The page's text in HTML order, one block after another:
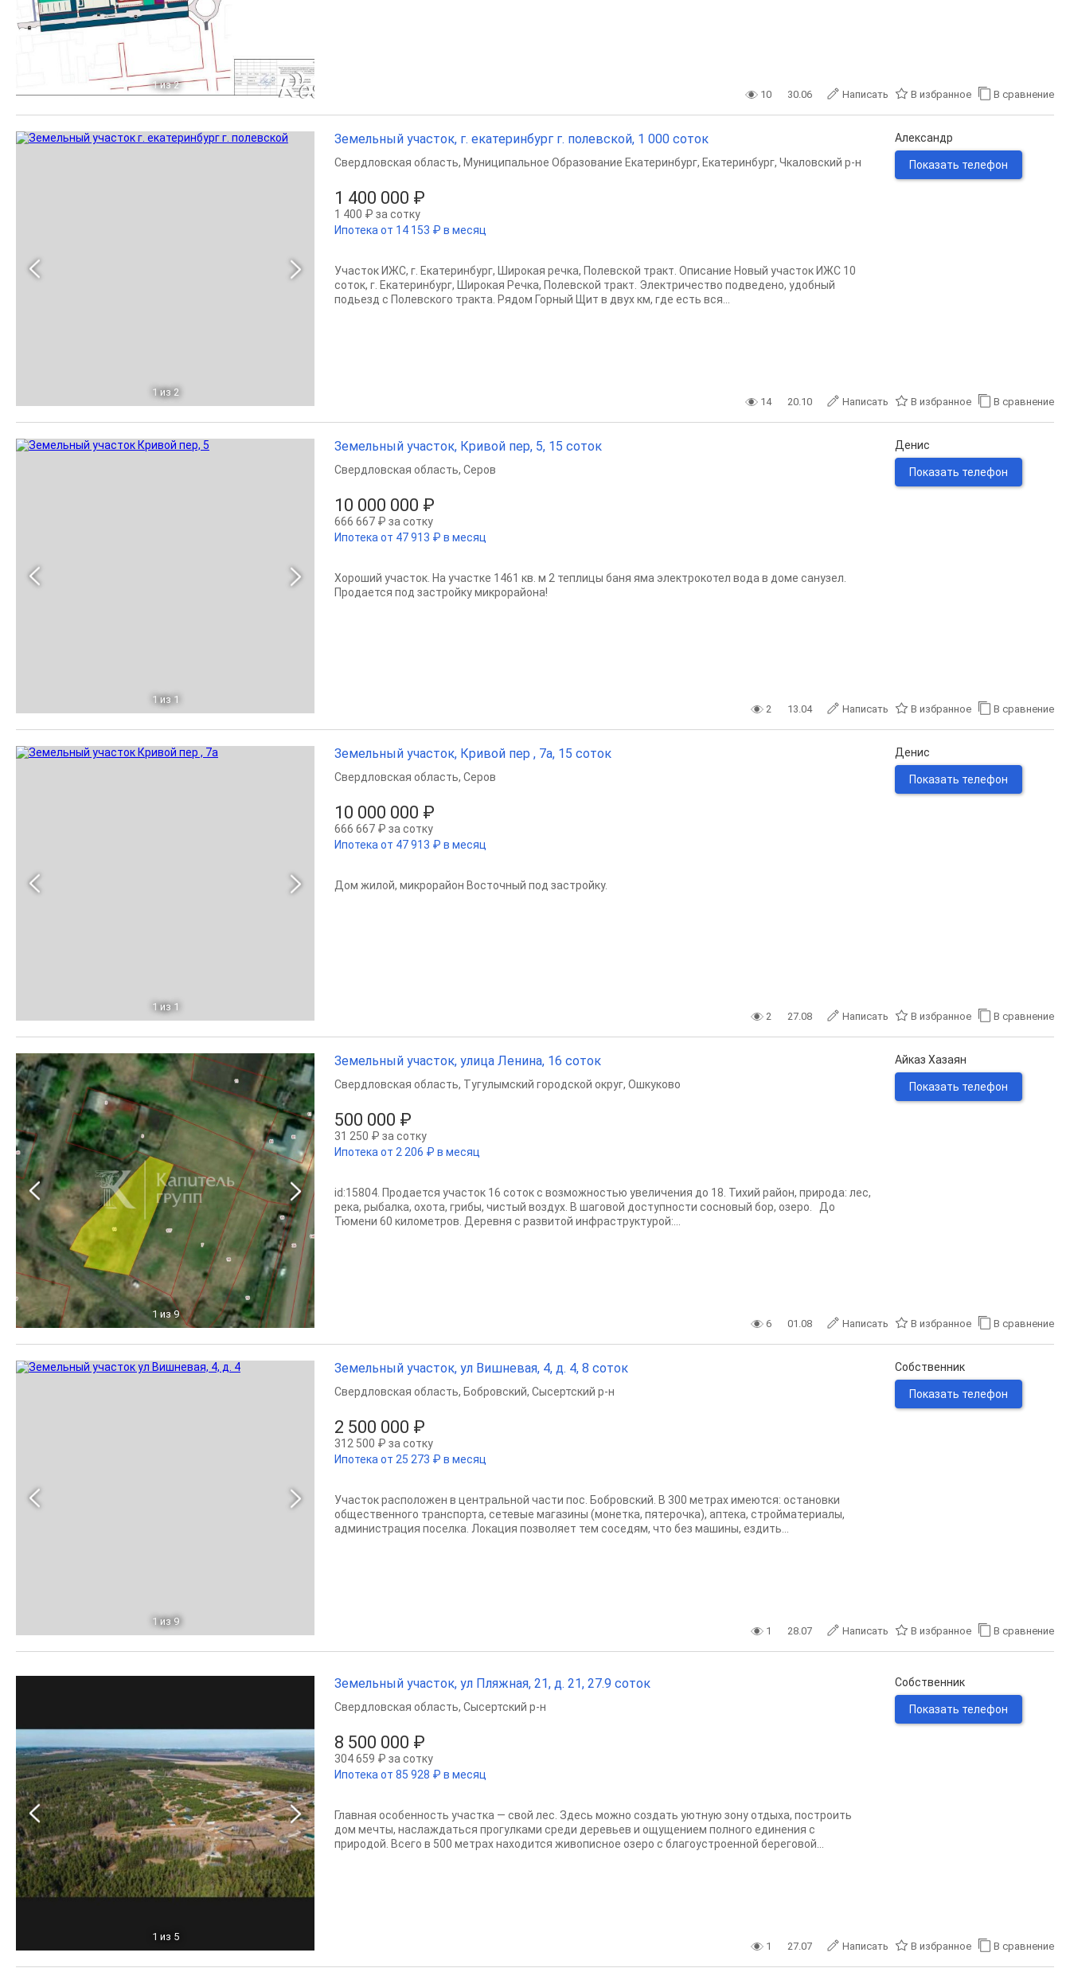
1 из 2
10 30.06 Написать В избранное В сравнение
1 из 2
Земельный участок, г. екатеринбург г. полевской, 1 000 соток
1 400 000 ₽
1 400 ₽ за сотку
Ипотека от 14 153 ₽ в месяц
Свердловская область, Муниципальное Образование Екатеринбург, Екатеринбург, Чкаловский р-н
Участок ИЖС, г. Екатеринбург, Широкая речка, Полевской тракт. Описание Новый участок ИЖС 10
соток, г. Екатеринбург, Широкая Речка, Полевской тракт. Электричество подведено, удобный
подьезд с Полевского тракта. Рядом Горный Щит в двух км, где есть вся...
Александр
Показать телефон
14 20.10 Написать В избранное В сравнение
1 из 1
Земельный участок, Кривой пер, 5, 15 соток
10 000 000 ₽
666 667 ₽ за сотку
Ипотека от 47 913 ₽ в месяц
Свердловская область, Серов
Хороший участок. На участке 1461 кв. м 2 теплицы баня яма электрокотел вода в доме санузел.
Продается под застройку микрорайона!
Денис
Показать телефон
2 13.04 Написать В избранное В сравнение
1 из 1
Земельный участок, Кривой пер , 7а, 15 соток
10 000 000 ₽
666 667 ₽ за сотку
Ипотека от 47 913 ₽ в месяц
Свердловская область, Серов
Дом жилой, микрорайон Восточный под застройку.
Денис
Показать телефон
2 27.08 Написать В избранное В сравнение
1 из 9
Земельный участок, улица Ленина, 16 соток
500 000 ₽
31 250 ₽ за сотку
Ипотека от 2 206 ₽ в месяц
Свердловская область, Тугулымский городской округ, Ошкуково
id:15804. Продается участок 16 соток с возможностью увеличения до 18. Тихий район, природа: лес,
река, рыбалка, охота, грибы, чистый воздух. В шаговой доступности сосновый бор, озеро. До
Тюмени 60 километров. Деревня с развитой инфраструктурой:...
Айказ Хазаян
Показать телефон
6 01.08 Написать В избранное В сравнение
1 из 9
Земельный участок, ул Вишневая, 4, д. 4, 8 соток
2 500 000 ₽
312 500 ₽ за сотку
Ипотека от 25 273 ₽ в месяц
Свердловская область, Бобровский, Сысертский р-н
Участок расположен в центральной части пос. Бобровский. В 300 метрах имеются: остановки
общественного транспорта, сетевые магазины (монетка, пятерочка), аптека, стройматериалы,
администрация поселка. Локация позволяет тем соседям, что без машины, ездить...
Собственник
Показать телефон
1 28.07 Написать В избранное В сравнение
1 из 5
Земельный участок, ул Пляжная, 21, д. 21, 27.9 соток
8 500 000 ₽
304 659 ₽ за сотку
Ипотека от 85 928 ₽ в месяц
Свердловская область, Сысертский р-н
Главная особенность участка — свой лес. Здесь можно создать уютную зону отдыха, построить
дом мечты, наслаждаться прогулками среди деревьев и ощущением полного единения с
природой. Всего в 500 метрах находится живописное озеро с благоустроенной береговой...
Собственник
Показать телефон
1 27.07 Написать В избранное В сравнение